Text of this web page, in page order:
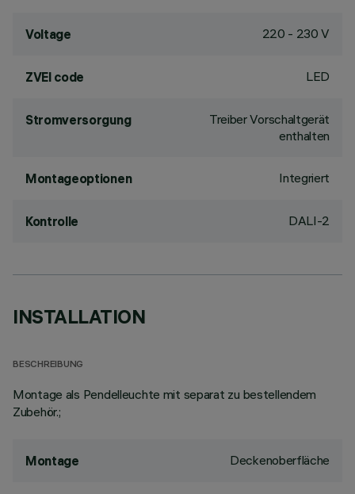
Voltage 220 - 230 V
ZVEI code LED
Stromversorgung
Treiber Vorschaltgerät
enthalten
Montageoptionen Integriert
Kontrolle DALI-2
INSTALLATION
BESCHREIBUNG
Montage als Pendelleuchte mit separat zu bestellendem
Zubehör.;
Montage Deckenoberfläche